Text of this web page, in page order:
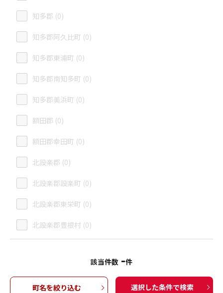
知多郡 (0)
知多郡阿久比町 (0)
知多郡東浦町 (0)
知多郡南知多町 (0)
知多郡美浜町 (0)
額田郡 (0)
額田郡幸田町 (0)
北設楽郡 (0)
北設楽郡設楽町 (0)
北設楽郡東栄町 (0)
北設楽郡豊根村 (0)
該当件数 -件
町名を絞り込む 選択した条件で検索